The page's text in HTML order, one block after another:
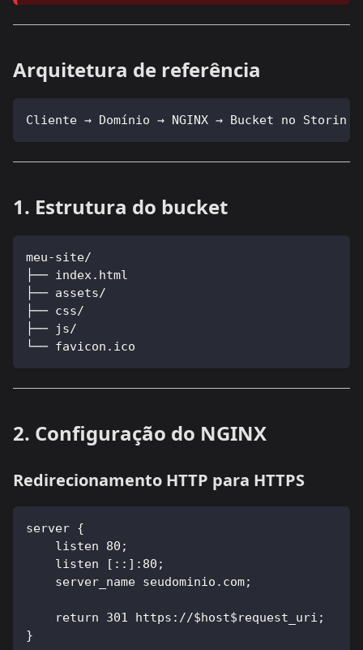
Arquitetura de referência
Cliente → Domínio → NGINX → Bucket no Storin
1. Estrutura do bucket
meu-site/
├── index.html
├── assets/
├── css/
├── js/
└── favicon.ico
2. Configuração do NGINX
Redirecionamento HTTP para HTTPS
server {
    listen 80;
    listen [::]:80;
    server_name seudominio.com;
    return 301 https://$host$request_uri;
}